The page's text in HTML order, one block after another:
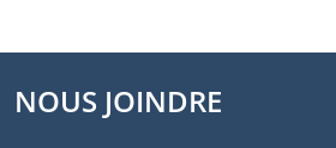
NOUS JOINDRE